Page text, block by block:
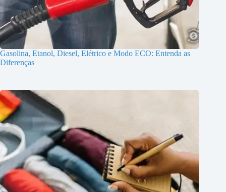
Gasolina, Etanol, Diesel, Elétrico e Modo ECO: Entenda as
Diferenças